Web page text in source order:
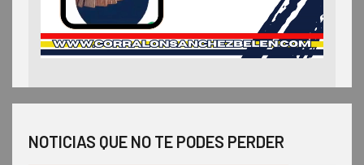
NOTICIAS QUE NO TE PODES PERDER